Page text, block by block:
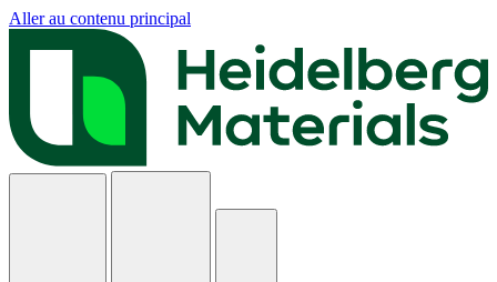
Aller au contenu principal